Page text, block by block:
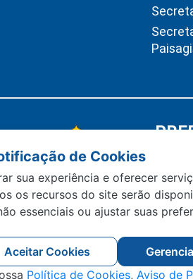
Av.
(66)
de Cookies
sua experiência e oferecer
os recursos do site serão
essenciais ou ajustar suas
Aceitar Cookies
Política de Cookies, Aviso de